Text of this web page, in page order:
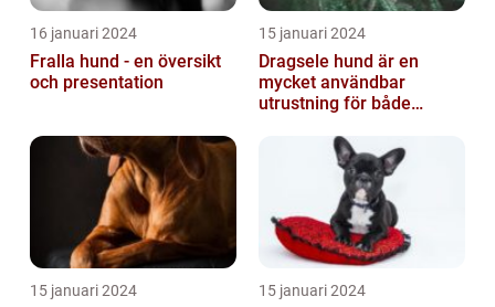
16 januari 2024
Fralla hund - en översikt
och presentation
15 januari 2024
Dragsele hund är en
mycket användbar
utrustning för både
15 januari 2024 15 januari 2024